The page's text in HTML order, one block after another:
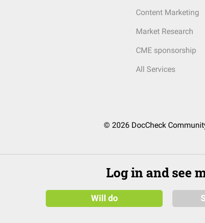
Content Marketing
Market Research
CME sponsorship
All Services
© 2026 DocCheck
Log in and see
Will do